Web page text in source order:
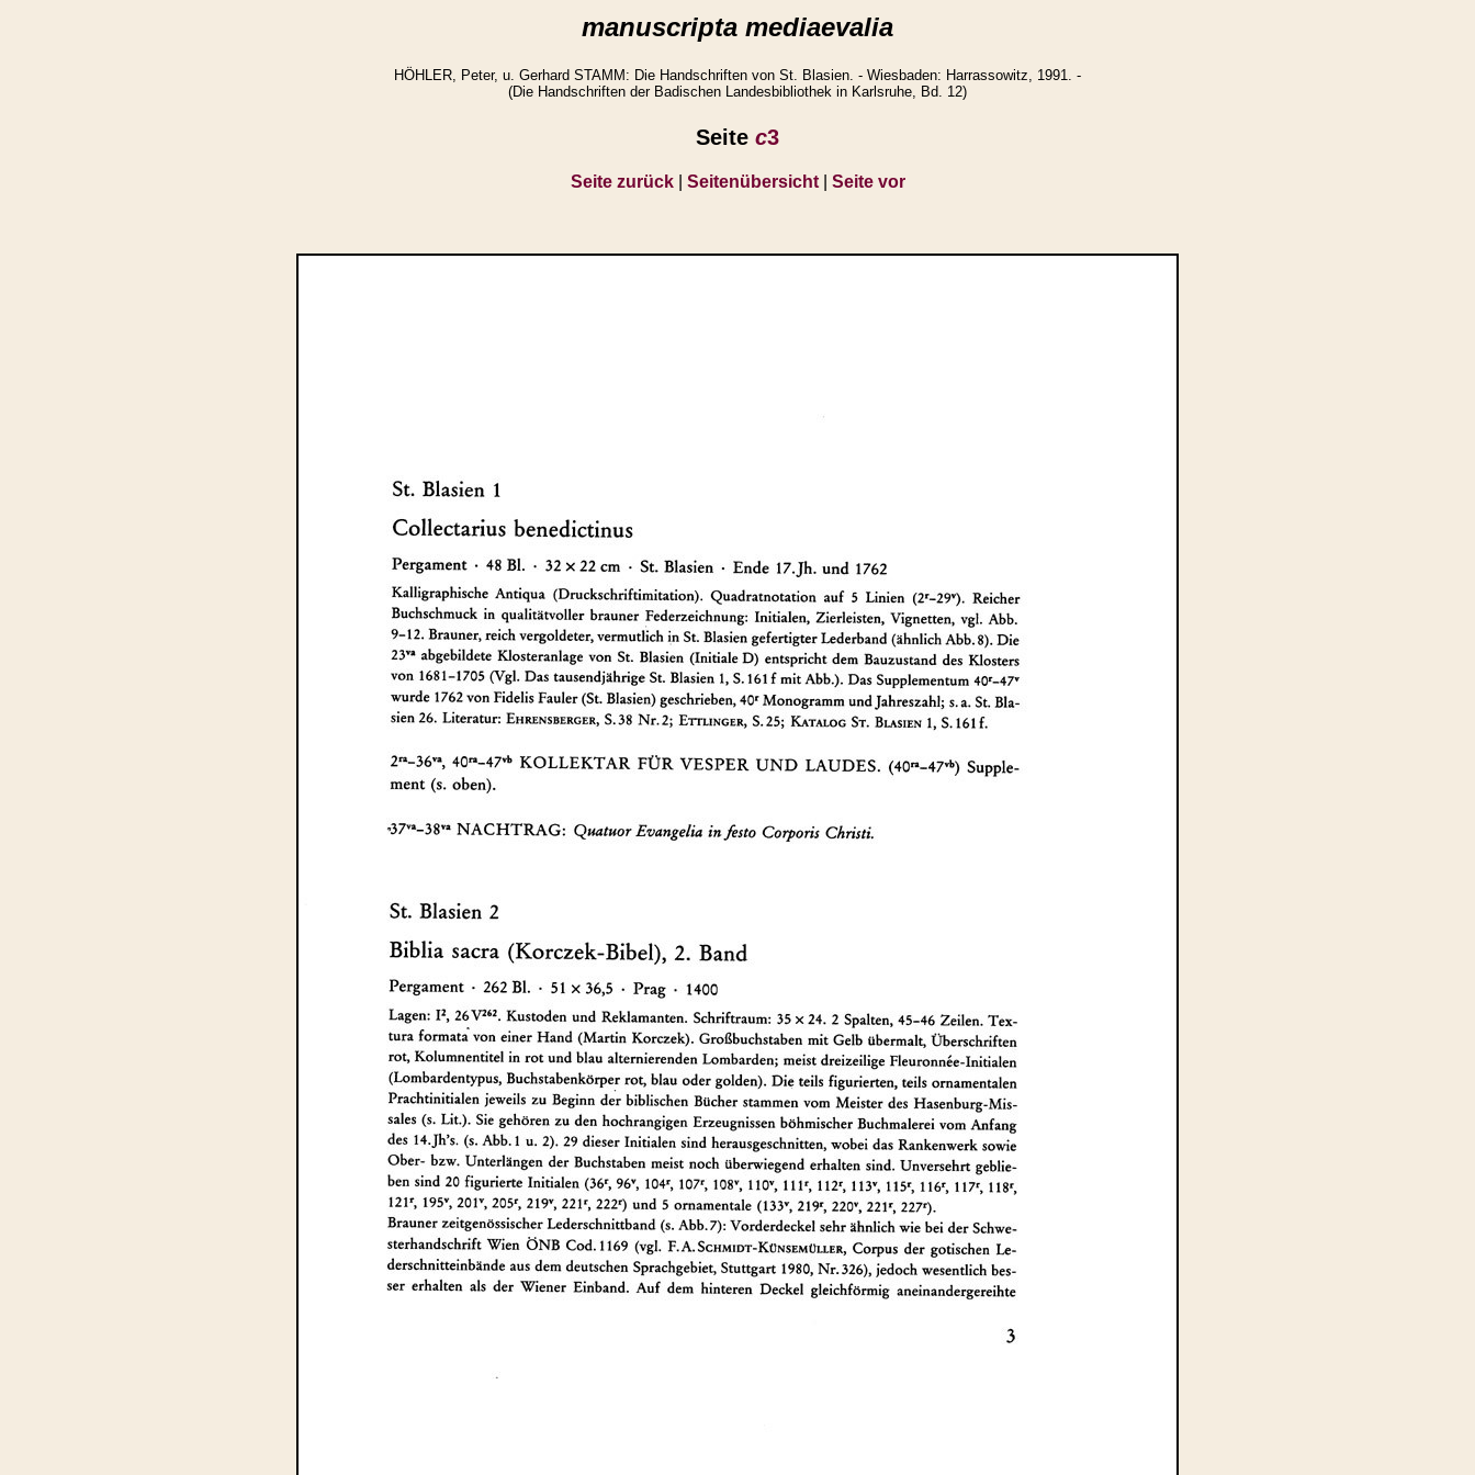
manuscripta mediaevalia
HÖHLER, Peter, u. Gerhard STAMM: Die Handschriften von St. Blasien. - Wiesbaden: Harrassowitz, 1991. -
(Die Handschriften der Badischen Landesbibliothek in Karlsruhe, Bd. 12)
Seite c3
Seite zurück| Seitenübersicht| Seite vor